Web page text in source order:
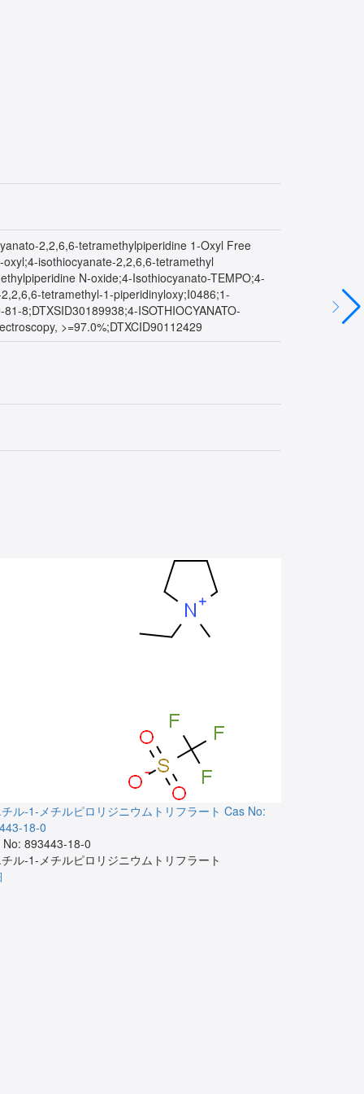
2,2,6,6-tetramethylpiperidine 1-Oxyl Free
isothiocyanate-2,2,6,6-tetramethyl
N-oxide;4-Isothiocyanato-TEMPO;4-
tetramethyl-1-piperidinyloxy;I0486;1-
8;DTXSID30189938;4-ISOTHIOCYANATO-
>=97.0%;DTXCID90112429
チル‐1‐メチルピロリジニウムトリフラート Cas No:
18-0
No: 893443-18-0
チル‐1‐メチルピロリジニウムトリフラート